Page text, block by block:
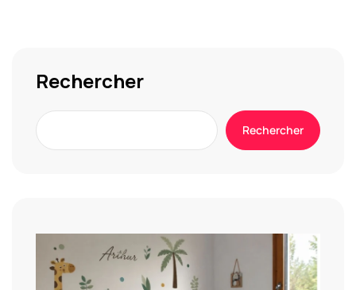
Rechercher
Rechercher